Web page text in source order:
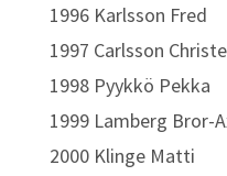
1996 Karlsson Fred
1997 Carlsson
1998 Pyykkö Pekka
1999 Lamberg Bror-
2000 Klinge Matti